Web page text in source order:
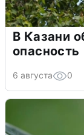
В Казани
опасность
6 августа 0